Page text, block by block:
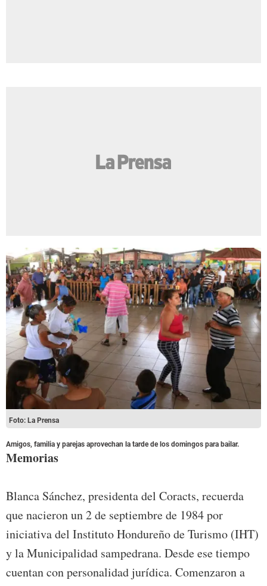
Foto: La Prensa
Amigos, familia y parejas aprovechan la tarde de los domingos para bailar.
Memorias
Blanca Sánchez, presidenta del Coracts, recuerda
que nacieron un 2 de septiembre de 1984 por
iniciativa del Instituto Hondureño de Turismo (IHT)
y la Municipalidad sampedrana. Desde ese tiempo
cuentan con personalidad jurídica. Comenzaron a